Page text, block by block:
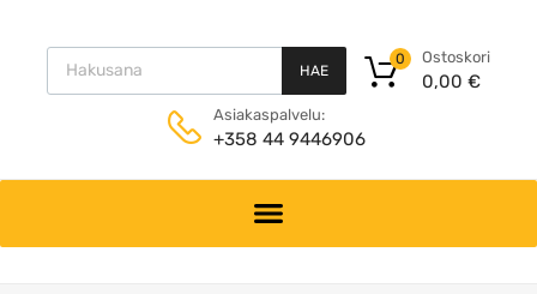
Products search
HAE
Ostoskori
0,00 €
0
Asiakaspalvelu:
+358 44 9446906
content